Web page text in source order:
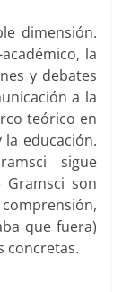
dimensión.
la
y debates
a la
teórico en
educación.
sigue
Gramsci son
que fuera)
concretas.